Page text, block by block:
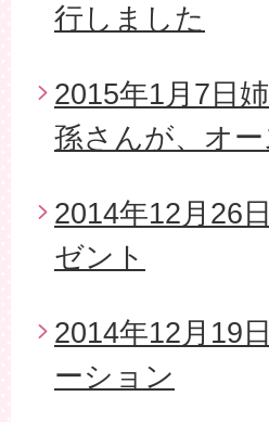
行しました
2015年1月7日
孫さんが、オ
2014年12月26
ゼント
2014年12月19
ーション